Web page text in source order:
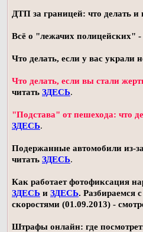
ДТП за границей: что делать и
Всё о "лежачих полицейских" -
Что делать, если у вас украли
Что делать, если вы стали
читать ЗДЕСЬ.
"Подстава" от пешехода: что
ЗДЕСЬ.
Подержанные автомобили из-
читать ЗДЕСЬ.
Как работает фотофиксация
ЗДЕСЬ и ЗДЕСЬ. Разбираемся
скоростями (01.09.2013) -
Штрафы онлайн: где